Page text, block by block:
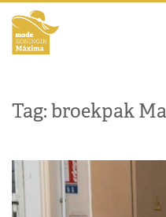
Tag: broekpak